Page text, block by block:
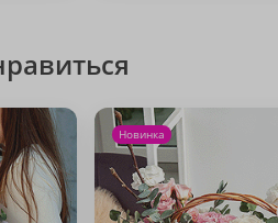
Новинка